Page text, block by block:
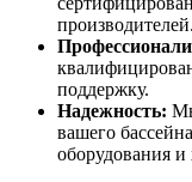
производителей.
поддержку.
Надежность:
вашего
оборудования